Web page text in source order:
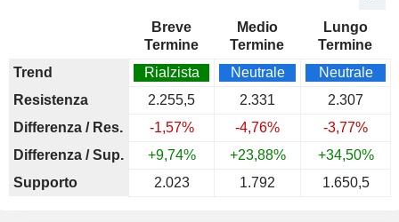
Breve
Termine
Medio
Termine
Lungo
Termine
Trend
Rialzista Neutrale
Neutrale
Resistenza
2.255,5 2.331
2.307
Differenza / Res.
-1,57% -4,76%
-3,77%
Differenza / Sup.
+9,74% +23,88%
+34,50%
Supporto
2.023 1.792 1.650,5